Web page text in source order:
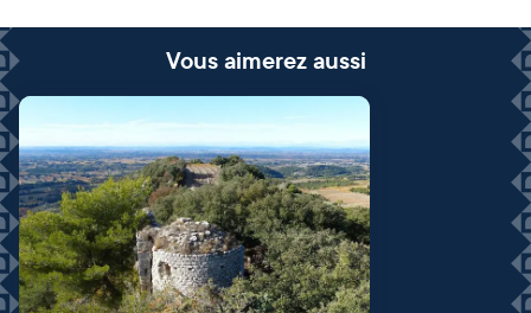
Vous aimerez aussi